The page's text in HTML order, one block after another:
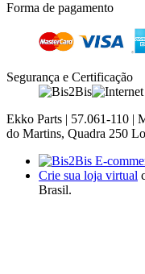
Forma de pagamento
Segurança e Certificação
Ekko Parts | 57.061-110 |
do Martins, Quadra 250
Crie sua loja virtual
Brasil.